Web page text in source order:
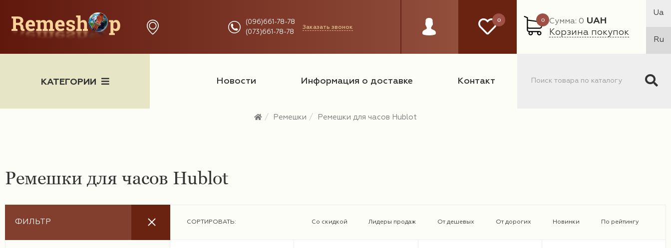
(096)661-78-78
(073)661-78-78
Заказать звонок
0 0 Сумма: 0 UAH
Корзина покупок
Ua
Ru
КАТЕГОРИИ Новости Информация о доставке Контакт
Ремешки Ремешки для часов Hublot
Ремешки для часов Hublot
ФИЛЬТР СОРТИРОВАТЬ: Со скидкой Лидеры продаж От дешевых От дорогих Новинки По рейтингу